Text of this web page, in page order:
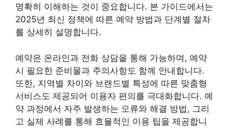
명확히 이해하는 것이 중요합니다. 본 가이드에서는
2025년 최신 정책에 따른 예약 방법과 단계별 절차
를 상세히 설명합니다.
예약은 온라인과 전화 상담을 통해 가능하며, 예약
시 필요한 준비물과 주의사항도 함께 안내합니다.
또한, 지역별 차이와 브랜드별 특성에 따른 맞춤형
서비스도 제공되어 이용자 편의를 극대화합니다. 예
약 과정에서 자주 발생하는 오류와 해결 방법, 그리
고 실제 사례를 통해 효율적인 이용 팁을 제공합니